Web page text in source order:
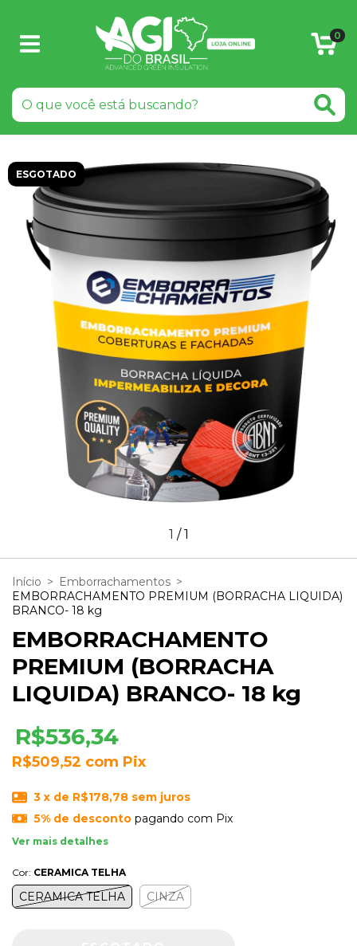
0
ESGOTADO
1 /1
Início > Emborrachamentos >
EMBORRACHAMENTO PREMIUM (BORRACHA LIQUIDA)
BRANCO- 18 kg
EMBORRACHAMENTO
PREMIUM (BORRACHA
LIQUIDA) BRANCO- 18 kg
R$536,34
R$509,52 com Pix
3 x de R$178,78 sem juros
5% de descontopagando com Pix
Ver mais detalhes
Cor: CERAMICA TELHA
CERAMICA TELHA CINZA